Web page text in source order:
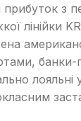
прибуток з
лінійки
банки-
лояльні